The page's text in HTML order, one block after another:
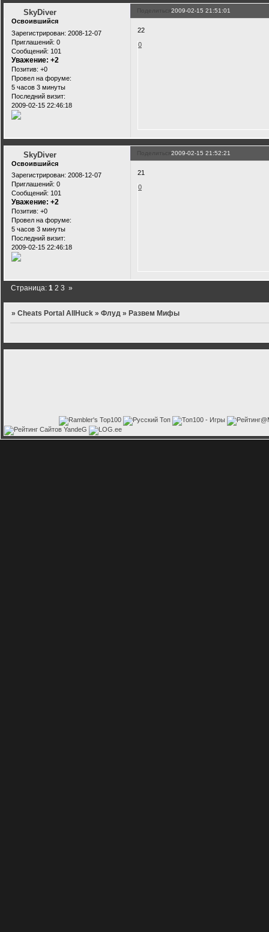
Поделиться2009-02-15 21:51:01
SkyDiver
Освоившийся
Зарегистрирован: 2008-12-07
Приглашений: 0
Сообщений: 101
Уважение: +2
Позитив: +0
Провел на форуме:
5 часов 3 минуты
Последний визит:
2009-02-15 22:46:18
22
0
Поделиться2009-02-15 21:52:21
SkyDiver
Освоившийся
Зарегистрирован: 2008-12-07
Приглашений: 0
Сообщений: 101
Уважение: +2
Позитив: +0
Провел на форуме:
5 часов 3 минуты
Последний визит:
2009-02-15 22:46:18
21
0
Страница:1 2 3 »
»Cheats Portal AllHuck »Флуд » Развем Мифы